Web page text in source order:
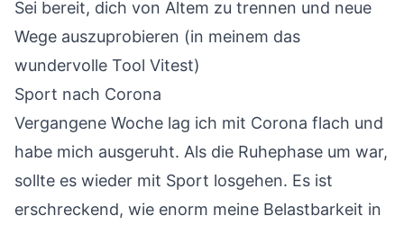
Sei bereit, dich von Altem zu trennen und neue
Wege auszuprobieren (in meinem das
wundervolle Tool Vitest)
Sport nach Corona
Vergangene Woche lag ich mit Corona flach und
habe mich ausgeruht. Als die Ruhephase um war,
sollte es wieder mit Sport losgehen. Es ist
erschreckend, wie enorm meine Belastbarkeit in